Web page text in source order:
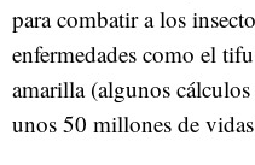
para combatir a los
enfermedades como el
amarilla (algunos
unos 50 millones de